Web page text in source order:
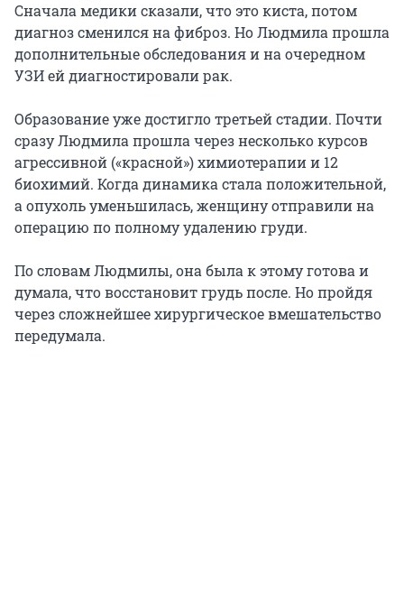
Сначала медики сказали, что это киста, потом
диагноз сменился на фиброз. Но Людмила прошла
дополнительные обследования и на очередном
УЗИ ей диагностировали рак.
Образование уже достигло третьей стадии. Почти
сразу Людмила прошла через несколько курсов
агрессивной («красной») химиотерапии и 12
биохимий. Когда динамика стала положительной,
а опухоль уменьшилась, женщину отправили на
операцию по полному удалению груди.
По словам Людмилы, она была к этому готова и
думала, что восстановит грудь после. Но пройдя
через сложнейшее хирургическое вмешательство
передумала.